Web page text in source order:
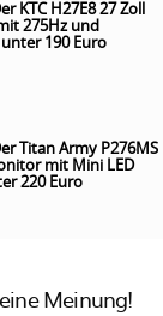
KTC H27E8 27 Zoll
275Hz und
190 Euro
Titan Army P276MS
mit Mini LED
220 Euro
Meinung!